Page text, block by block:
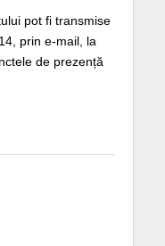
pot fi transmise
prin e-mail, la
de prezență